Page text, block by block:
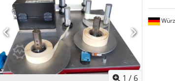
1 / 6